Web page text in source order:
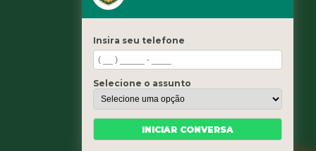
contato@leaoservicos.com.br
Home
Quem somos
Serviços
Blog
Insira seu telefone
Selecione o assunto
INICIAR CONVERSA